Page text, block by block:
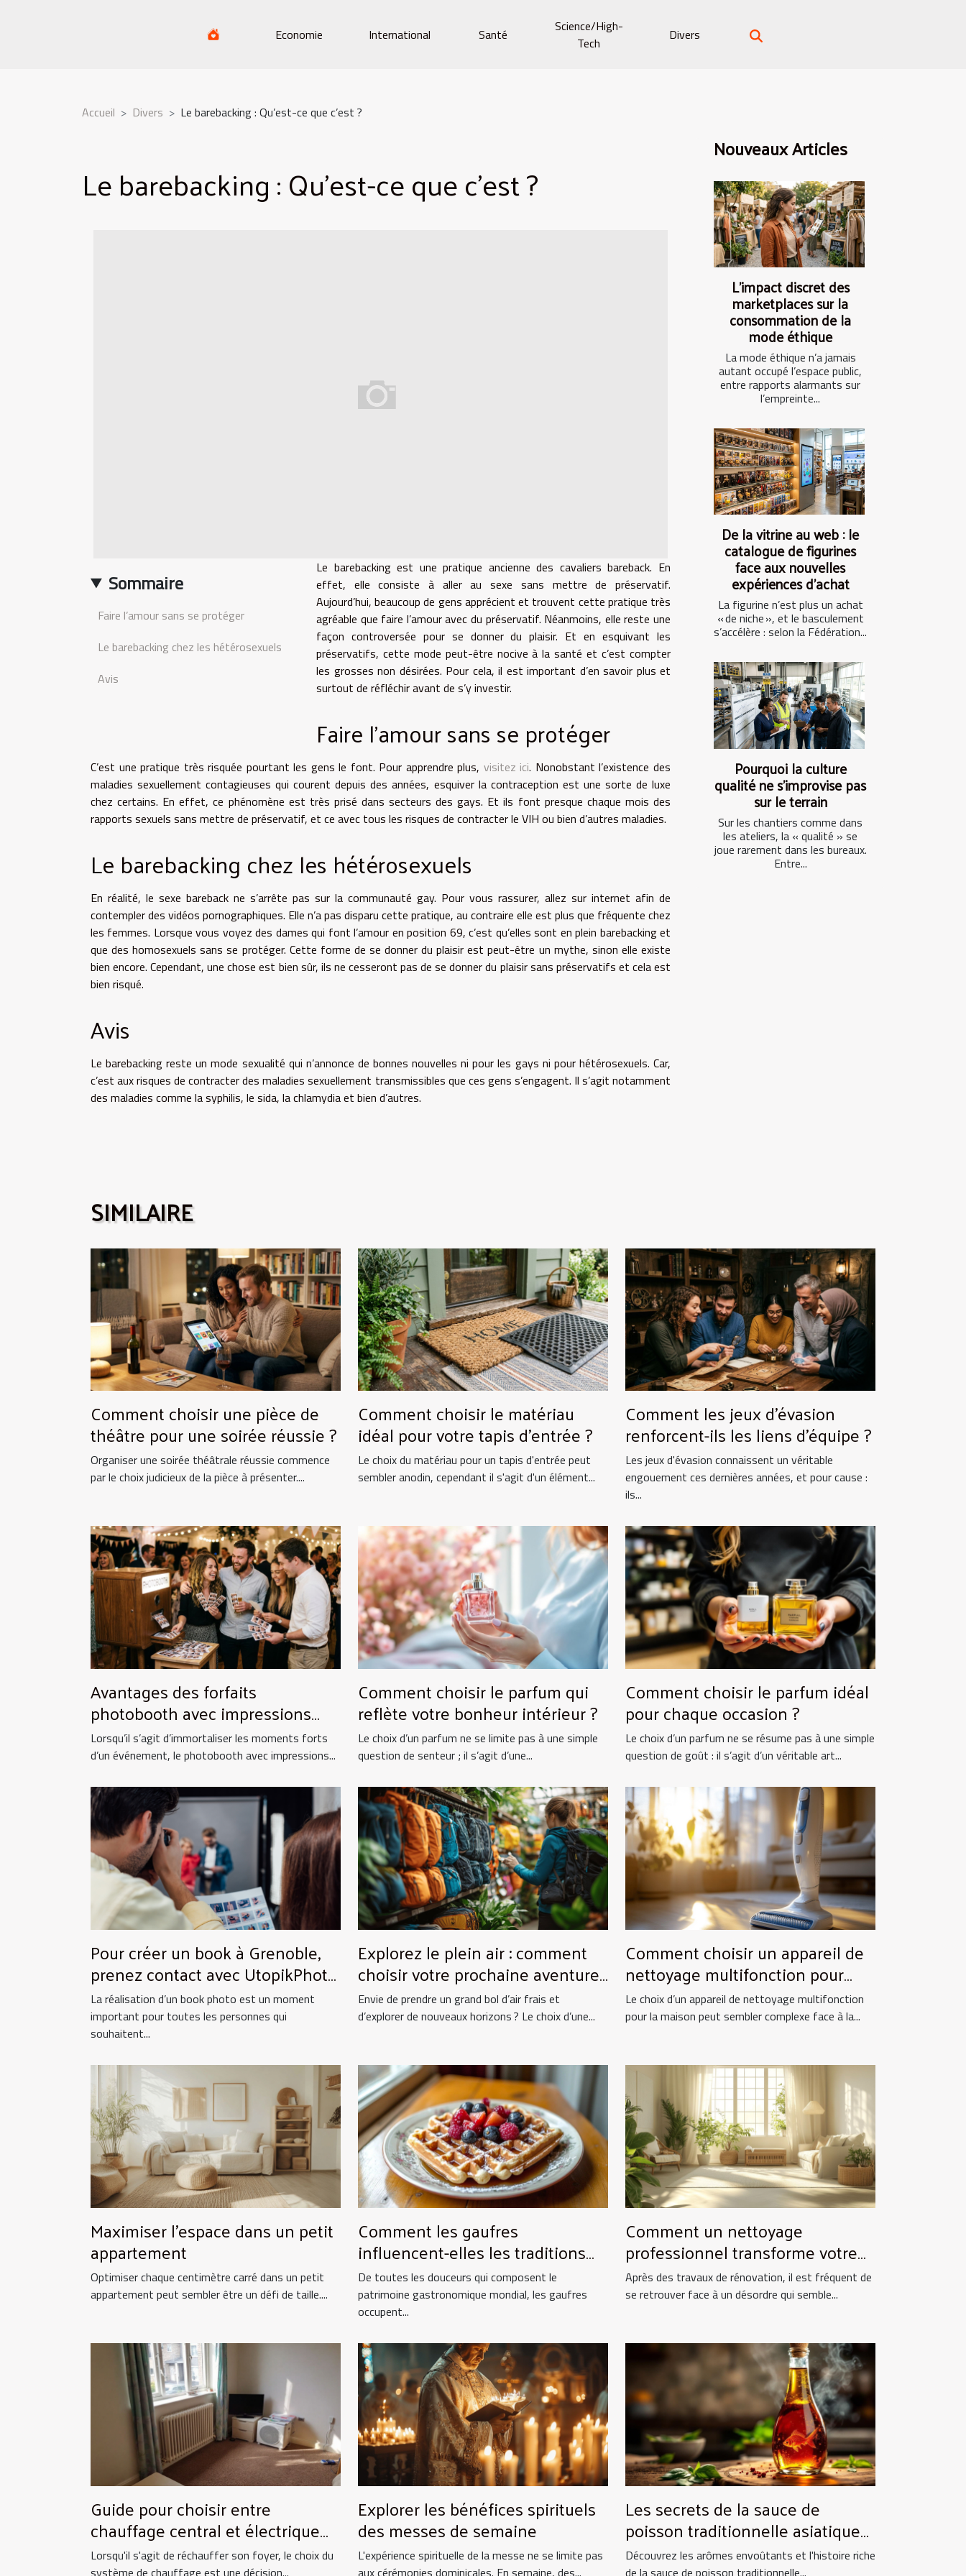
Economie International Santé
Science/High-
Tech
Divers
Accueil Divers Le barebacking : Qu’est-ce que c’est ?
Le barebacking : Qu’est-ce que c’est ?
Sommaire
Faire l’amour sans se protéger
Le barebacking chez les hétérosexuels
Avis
Le barebacking est une pratique ancienne des cavaliers bareback. En
effet, elle consiste à aller au sexe sans mettre de préservatif.
Aujourd’hui, beaucoup de gens apprécient et trouvent cette pratique très
agréable que faire l’amour avec du préservatif. Néanmoins, elle reste une
façon controversée pour se donner du plaisir. Et en esquivant les
préservatifs, cette mode peut-être nocive à la santé et c’est compter
les grosses non désirées. Pour cela, il est important d’en savoir plus et
surtout de réfléchir avant de s’y investir.
Faire l’amour sans se protéger
C’est une pratique très risquée pourtant les gens le font. Pour apprendre plus, visitez ici. Nonobstant l’existence des
maladies sexuellement contagieuses qui courent depuis des années, esquiver la contraception est une sorte de luxe
chez certains. En effet, ce phénomène est très prisé dans secteurs des gays. Et ils font presque chaque mois des
rapports sexuels sans mettre de préservatif, et ce avec tous les risques de contracter le VIH ou bien d’autres maladies.
Le barebacking chez les hétérosexuels
En réalité, le sexe bareback ne s’arrête pas sur la communauté gay. Pour vous rassurer, allez sur internet afin de
contempler des vidéos pornographiques. Elle n’a pas disparu cette pratique, au contraire elle est plus que fréquente chez
les femmes. Lorsque vous voyez des dames qui font l’amour en position 69, c’est qu’elles sont en plein barebacking et
que des homosexuels sans se protéger. Cette forme de se donner du plaisir est peut-être un mythe, sinon elle existe
bien encore. Cependant, une chose est bien sûr, ils ne cesseront pas de se donner du plaisir sans préservatifs et cela est
bien risqué.
Avis
Le barebacking reste un mode sexualité qui n’annonce de bonnes nouvelles ni pour les gays ni pour hétérosexuels. Car,
c’est aux risques de contracter des maladies sexuellement transmissibles que ces gens s’engagent. Il s’agit notamment
des maladies comme la syphilis, le sida, la chlamydia et bien d’autres.
Nouveaux Articles
L’impact discret des
marketplaces sur la
consommation de la
mode éthique
La mode éthique n’a jamais
autant occupé l’espace public,
entre rapports alarmants sur
l’empreinte...
De la vitrine au web : le
catalogue de figurines
face aux nouvelles
expériences d’achat
La figurine n’est plus un achat
« de niche », et le basculement
s’accélère : selon la Fédération...
Pourquoi la culture
qualité ne s’improvise pas
sur le terrain
Sur les chantiers comme dans
les ateliers, la « qualité » se
joue rarement dans les bureaux.
Entre...
SIMILAIRE
Comment choisir une pièce de
théâtre pour une soirée réussie ?
Organiser une soirée théâtrale réussie commence
par le choix judicieux de la pièce à présenter....
Comment choisir le matériau
idéal pour votre tapis d'entrée ?
Le choix du matériau pour un tapis d'entrée peut
sembler anodin, cependant il s'agit d'un élément...
Comment les jeux d'évasion
renforcent-ils les liens d'équipe ?
Les jeux d'évasion connaissent un véritable
engouement ces dernières années, et pour cause :
ils...
Avantages des forfaits
photobooth avec impressions
illimitées
Lorsqu’il s’agit d’immortaliser les moments forts
d’un événement, le photobooth avec impressions...
Comment choisir le parfum qui
reflète votre bonheur intérieur ?
Le choix d’un parfum ne se limite pas à une simple
question de senteur ; il s’agit d’une...
Comment choisir le parfum idéal
pour chaque occasion ?
Le choix d’un parfum ne se résume pas à une simple
question de goût : il s’agit d’un véritable art...
Pour créer un book à Grenoble,
prenez contact avec UtopikPhoto
!La réalisation d’un book photo est un moment
important pour toutes les personnes qui
souhaitent...
Explorez le plein air : comment
choisir votre prochaine aventure
nature ?
Envie de prendre un grand bol d’air frais et
d’explorer de nouveaux horizons ? Le choix d’une...
Comment choisir un appareil de
nettoyage multifonction pour
votre maison ?
Le choix d’un appareil de nettoyage multifonction
pour la maison peut sembler complexe face à la...
Maximiser l'espace dans un petit
appartement
Optimiser chaque centimètre carré dans un petit
appartement peut sembler être un défi de taille....
Comment les gaufres
influencent-elles les traditions
culinaires ?
De toutes les douceurs qui composent le
patrimoine gastronomique mondial, les gaufres
occupent...
Comment un nettoyage
professionnel transforme votre
espace après rénovation ?
Après des travaux de rénovation, il est fréquent de
se retrouver face à un désordre qui semble...
Guide pour choisir entre
chauffage central et électrique
pour la maison
Lorsqu'il s'agit de réchauffer son foyer, le choix du
système de chauffage est une décision...
Explorer les bénéfices spirituels
des messes de semaine
L'expérience spirituelle de la messe ne se limite pas
aux cérémonies dominicales. En semaine, des...
Les secrets de la sauce de
poisson traditionnelle asiatique
et ses utilisations culinaires
Découvrez les arômes envoûtants et l'histoire riche
de la sauce de poisson traditionnelle...